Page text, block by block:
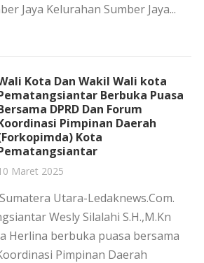
Jaya Kelurahan Sumber Jaya...
Kota Dan Wakil Wali kota
Berbuka Puasa
DPRD Dan Forum
Pimpinan Daerah
Kota
Maret 2025
Utara-Ledaknews.Com.
Wesly Silalahi S.H.,M.Kn
Herlina berbuka puasa bersama
Pimpinan Daerah